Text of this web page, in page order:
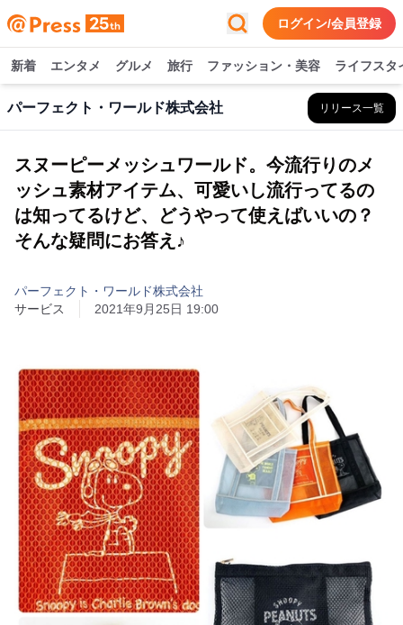
ログイン/会員登録
新着 エンタメ グルメ 旅行 ファッション・美容 ライフスタ
パーフェクト・ワールド株式会社 リリース一覧
スヌーピーメッシュワールド。今流行りのメ
ッシュ素材アイテム、可愛いし流行ってるの
は知ってるけど、どうやって使えばいいの？
そんな疑問にお答え♪
パーフェクト・ワールド株式会社
サービス
2021年9月25日 19:00